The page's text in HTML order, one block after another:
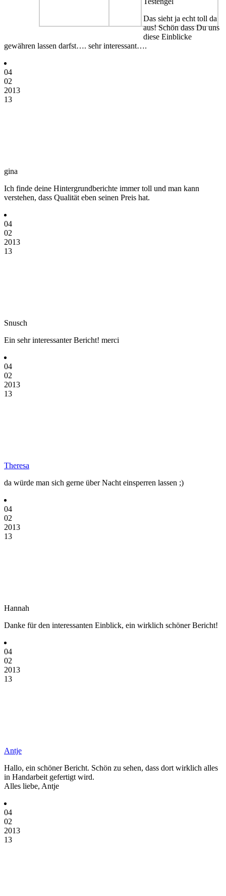
Das sieht ja echt toll da
aus! Schön dass Du uns
diese Einblicke
gewähren lassen darfst…. sehr interessant….
04
02
2013
13
gina
Ich finde deine Hintergrundberichte immer toll und man kann
verstehen, dass Qualität eben seinen Preis hat.
04
02
2013
13
Snusch
Ein sehr interessanter Bericht! merci
04
02
2013
13
Theresa
da würde man sich gerne über Nacht einsperren lassen ;)
04
02
2013
13
Hannah
Danke für den interessanten Einblick, ein wirklich schöner Bericht!
04
02
2013
13
Antje
Hallo, ein schöner Bericht. Schön zu sehen, dass dort wirklich alles
in Handarbeit gefertigt wird.
Alles liebe, Antje
04
02
2013
13